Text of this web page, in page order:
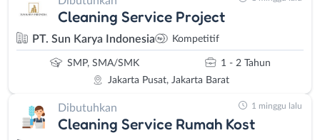
Cleaning Service Project
PT. Sun Karya Indonesia Kompetitif
SMP, SMA/SMK
1 - 2 Tahun
Jakarta Pusat, Jakarta Barat
Dibutuhkan
Cleaning Service Rumah Kost
1 minggu lalu